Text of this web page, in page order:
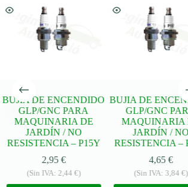
BUJIA DE ENCENDIDO
GLP/GNC PARA
MAQUINARIA DE
JARDÍN / NO
RESISTENCIA – P15Y
2,95 €
(Sin IVA: 2,44 €)
BUJIA DE
GLP/GNC
MAQUINARIA
JARDÍN / NO
RESISTENCIA –
4,65 €
(Sin IVA: 3,84 €)